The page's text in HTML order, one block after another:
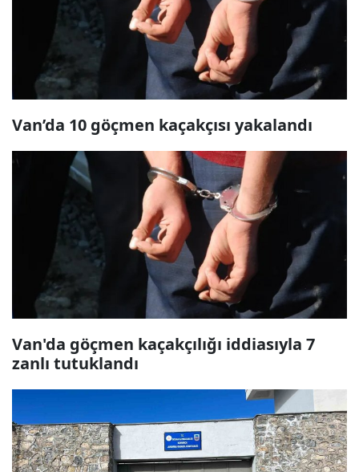
Van’da 10 göçmen kaçakçısı yakalandı
Van'da göçmen kaçakçılığı iddiasıyla 7
zanlı tutuklandı